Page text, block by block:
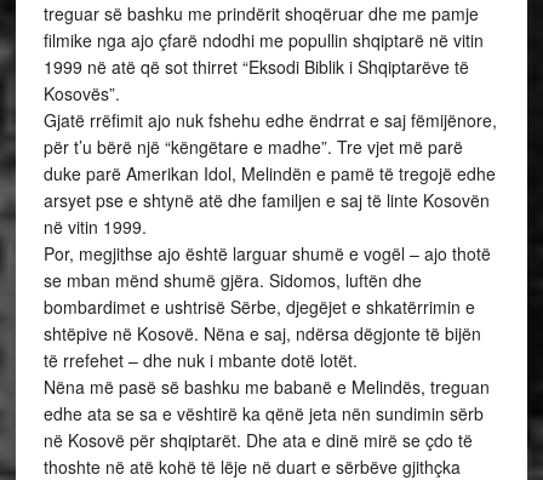
treguar së bashku me prindërit shoqëruar dhe me pamje
filmike nga ajo çfarë ndodhi me popullin shqiptarë në vitin
1999 në atë që sot thirret “Eksodi Biblik i Shqiptarëve të
Kosovës”.
Gjatë rrëfimit ajo nuk fshehu edhe ëndrrat e saj fëmijënore,
për t’u bërë një “këngëtare e madhe”. Tre vjet më parë
duke parë Amerikan Idol, Melindën e pamë të tregojë edhe
arsyet pse e shtynë atë dhe familjen e saj të linte Kosovën
në vitin 1999.
Por, megjithse ajo është larguar shumë e vogël – ajo thotë
se mban mënd shumë gjëra. Sidomos, luftën dhe
bombardimet e ushtrisë Sërbe, djegëjet e shkatërrimin e
shtëpive në Kosovë. Nëna e saj, ndërsa dëgjonte të bijën
të rrefehet – dhe nuk i mbante dotë lotët.
Nëna më pasë së bashku me babanë e Melindës, treguan
edhe ata se sa e vështirë ka qënë jeta nën sundimin sërb
në Kosovë për shqiptarët. Dhe ata e dinë mirë se çdo të
thoshte në atë kohë të lëje në duart e sërbëve gjithçka